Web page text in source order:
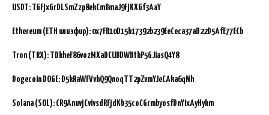
USDT: TGFjxGrDLSmZzp8ekCmBmaJ9FjKXGf3AaY
Ethereum (ETH или эфир): 0x7FB10D15b17392b239EeCeca37aD22D5AfE77ECb
Tron (TRX): TDkheF86vozMXaDCUBDWBthP5GJiasQ4Y8
Dogecoin DOGE: D5kRaWFVvhQ9QnoqTT2pZvmYJeCAka6qNh
Solana (SOL): CR9AnuvjCvivsdRFjdKb35coCGrmbyosfDnYixAyHykm